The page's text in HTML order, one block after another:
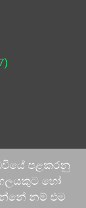
පළකරනු
හෝ
නම් එම